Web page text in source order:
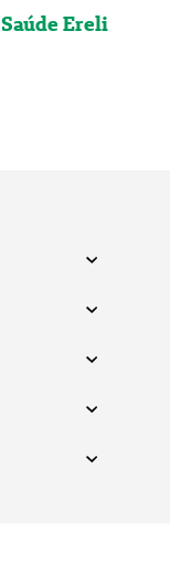
Ereli